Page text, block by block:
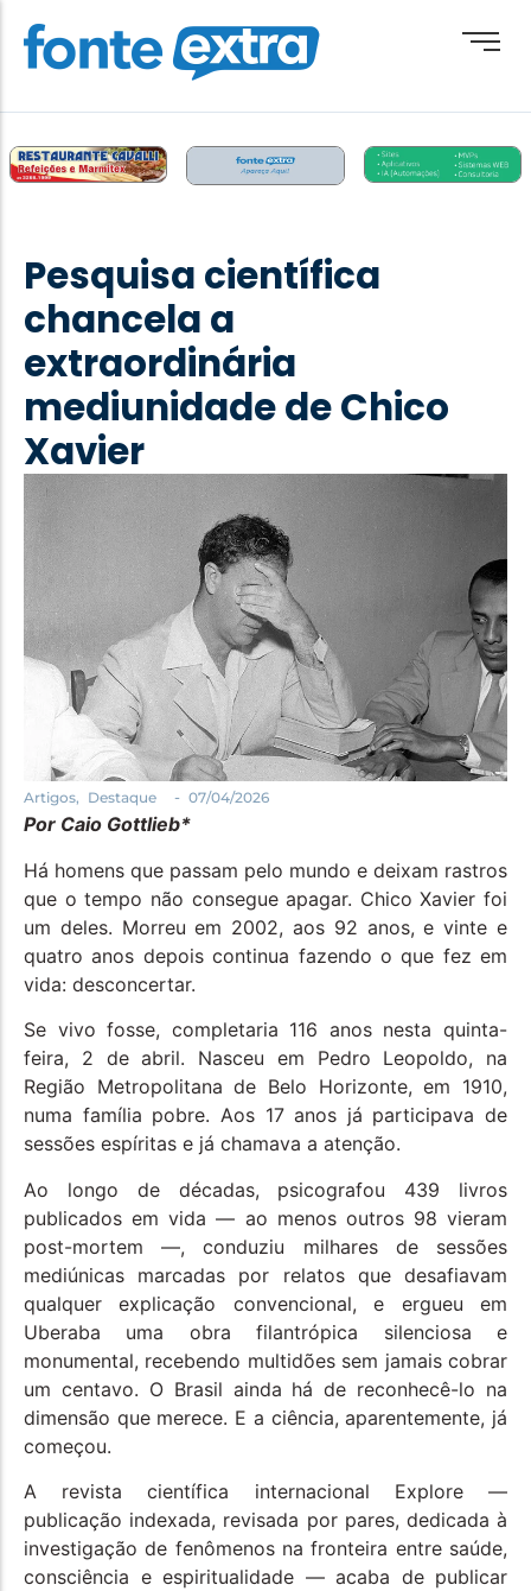
Destaque
Esporte
Geral
Obituário
Paraguai
Paraná
Política
Santa Helena e Região
Saúde e Bem-Estar
Pesquisa científica
chancela a
extraordinária
mediunidade de Chico
Xavier
Artigos, Destaque - 07/04/2026
Por Caio Gottlieb*
Há homens que passam pelo mundo e deixam rastros
que o tempo não consegue apagar. Chico Xavier foi
um deles. Morreu em 2002, aos 92 anos, e vinte e
quatro anos depois continua fazendo o que fez em
vida: desconcertar.
Se vivo fosse, completaria 116 anos nesta quinta-
feira, 2 de abril. Nasceu em Pedro Leopoldo, na
Região Metropolitana de Belo Horizonte, em 1910,
numa família pobre. Aos 17 anos já participava de
sessões espíritas e já chamava a atenção.
Ao longo de décadas, psicografou 439 livros
publicados em vida — ao menos outros 98 vieram
post-mortem —, conduziu milhares de sessões
mediúnicas marcadas por relatos que desafiavam
qualquer explicação convencional, e ergueu em
Uberaba uma obra filantrópica silenciosa e
monumental, recebendo multidões sem jamais cobrar
um centavo. O Brasil ainda há de reconhecê-lo na
dimensão que merece. E a ciência, aparentemente, já
começou.
A revista científica internacional Explore —
publicação indexada, revisada por pares, dedicada à
investigação de fenômenos na fronteira entre saúde,
consciência e espiritualidade — acaba de publicar